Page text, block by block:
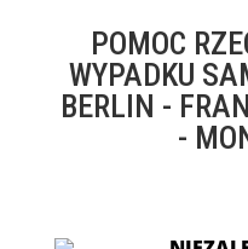
POMOC
WYPADKU
BERLIN -
-